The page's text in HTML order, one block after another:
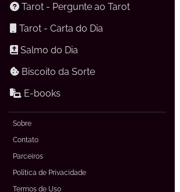
Tarot - Pergunte ao Tarot
Tarot - Carta do Dia
Salmo do Dia
Biscoito da Sorte
E-books
Sobre
Contato
Parceiros
Política de Privacidade
Termos de Uso